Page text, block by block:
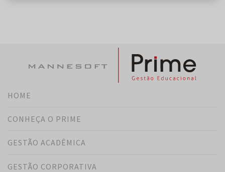
HOME
CONHEÇA O PRIME
GESTÃO ACADÊMICA
GESTÃO CORPORATIVA